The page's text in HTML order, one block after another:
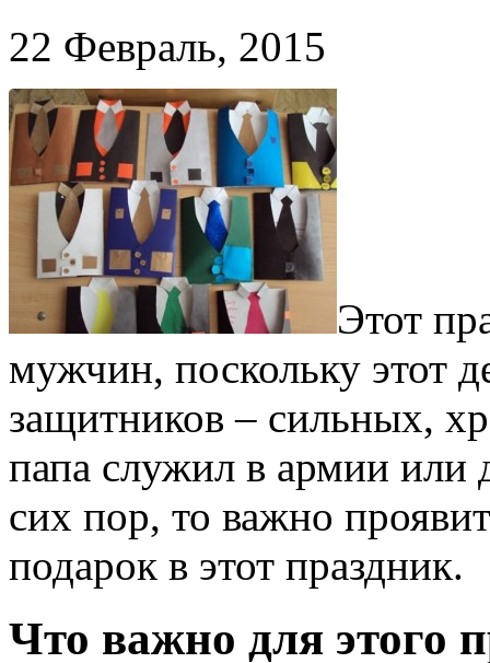
22 Февраль, 2015
Этот
мужчин, поскольку этот
защитников – сильных,
папа служил в армии или
сих пор, то важно
подарок в этот праздник.
Что важно для этого